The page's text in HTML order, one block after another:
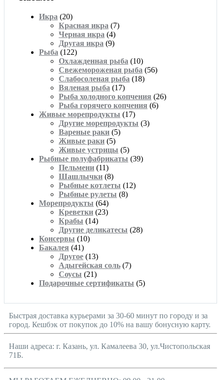
Икра (20)
Красная икра (7)
Черная икра (4)
Другая икра (9)
Рыба (122)
Охлажденная рыба (10)
Свежемороженая рыба (56)
Слабосоленая рыба (18)
Вяленая рыба (17)
Рыба холодного копчения (26)
Рыба горячего копчения (6)
Живые морепродукты (17)
Другие морепродукты (3)
Вареные раки (5)
Живые раки (5)
Живые устрицы (5)
Рыбные полуфабрикаты (39)
Пельмени (11)
Шашлычки (8)
Рыбные котлеты (12)
Рыбные рулеты (8)
Морепродукты (64)
Креветки (23)
Крабы (14)
Другие деликатесы (28)
Консервы (10)
Бакалея (41)
Другое (13)
Адыгейская соль (7)
Соусы (21)
Подарочные сертификаты (5)
Быстрая доставка курьерами за 30-60 минут по городу и за
город. Кешбэк от покупок до 10% на вашу бонусную карту.
Наши адреса: г. Казань, ул. Камалеева 30, ул.Чистопольская
71Б.